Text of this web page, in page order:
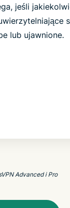
jeśli
lub ujawnione.
Advanced i Pro